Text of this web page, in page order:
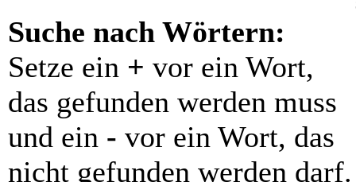
Suche nach Wörtern:
Setze ein + vor ein Wort,
das gefunden werden muss
und ein - vor ein Wort, das
nicht gefunden werden darf.